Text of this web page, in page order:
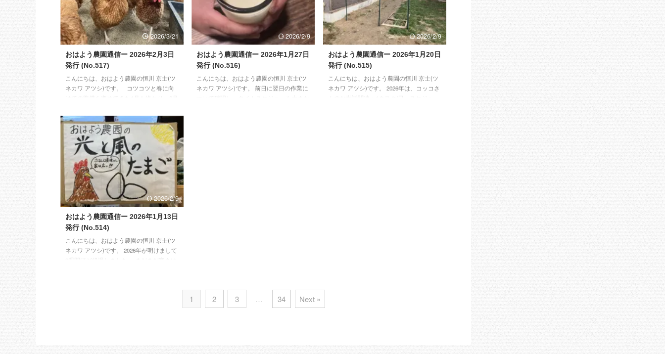
に加え、5~6年ほど放置しておいた枯れ松
葉の腐葉土、まだまだ少ないですが、青草
を毎日あげることで、身体のバランスを整
え、鶏さんたちの習性を存分に発揮しても
ら ...
雨予報のため、降り終わってある程度畑が
乾いたら、スナップエンドウと葉物野菜種
まき、ジャガイモの植付を行って以降と思
います。播種後に、雨の日が続くと種が腐
ってしま ...
っておきたいなという思いです。 その一
方で、出来上がった畝を使ってスナップエ
ンドウの種まき、ジャガイモの植付、葉物
野菜の種まきを、来週以降に始めたいと思
います。 ...
2026/3/21
おはよう農園通信ー 2026年2月3日
発行 (No.517)
こんにちは、おはよう農園の恒川 京士(ツ
ネカワ アツシ)です。 コツコツと春に向
を進めていく予定です。 一人親方の農園
ですので、アドバイスが必要と感じたとき
はGeminiやChatGPTを活用しております。
【畑の準備中】 今年、作付けしたい野菜
は、スナップエンドウ、ジャガイモ（キタ
アカリ）、枝豆、人参、葉物野菜（小松
菜、かぶ、京水菜、チンゲン菜、大根、春
菊）、サツマイモ（紅あずま、紅はるか、
シルクスイート）、中玉トマト、ミ ...
2026/2/9
おはよう農園通信ー 2026年1月27日
発行 (No.516)
こんにちは、おはよう農園の恒川 京士(ツ
ネカワ アツシ)です。 前日に翌日の作業に
2026/2/9
おはよう農園通信ー 2026年1月20日
発行 (No.515)
こんにちは、おはよう農園の恒川 京士(ツ
ネカワ アツシ)です。 2026年は、コッコさ
んのお世話関連＋1タスク/日、スケジュー
2026/2/9
おはよう農園通信ー 2026年1月13日
発行 (No.514)
こんにちは、おはよう農園の恒川 京士(ツ
ネカワ アツシ)です。 2026年が明けまして
2週間ほど経過しました。 まだまだ寒さは
ーを購入しました。何年今の住まいに住む
1 2 3 … 34 Next »